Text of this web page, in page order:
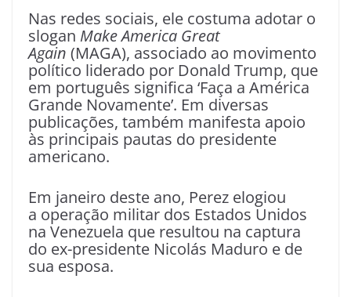
Nas redes sociais, ele costuma adotar o
slogan Make America Great
Again (MAGA), associado ao movimento
político liderado por Donald Trump, que
em português significa ‘Faça a América
Grande Novamente’. Em diversas
publicações, também manifesta apoio
às principais pautas do presidente
americano.
Em janeiro deste ano, Perez elogiou
a operação militar dos Estados Unidos
na Venezuela que resultou na captura
do ex-presidente Nicolás Maduro e de
sua esposa.